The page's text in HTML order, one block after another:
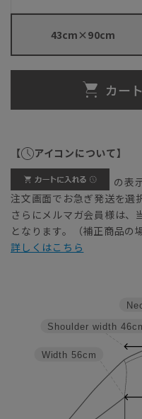
43cm×90cm
カー
【 アイコンについて】
の表
注文画面でお急ぎ発送を選
さらにメルマガ会員様は
となります。（補正商品の
詳しくはこちら
Width 56cm
Shoulder width